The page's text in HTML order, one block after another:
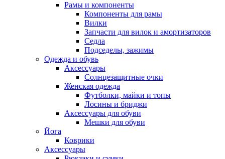
Рамы и компоненты
Компоненты для рамы
Вилки
Запчасти для вилок и амортизаторов
Седла
Подседелы, зажимы
Одежда и обувь
Аксессуары
Солнцезащитные очки
Женская одежда
Футболки, майки и топы
Лосины и бриджи
Аксессуары для обуви
Мешки для обуви
Йога
Коврики
Аксессуары